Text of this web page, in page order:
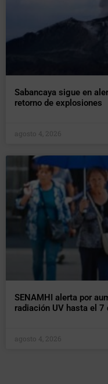
Sabancaya sigue en
retorno de explosiones
agosto 4, 2026
SENAMHI alerta por
radiación UV hasta el 7
agosto 4, 2026